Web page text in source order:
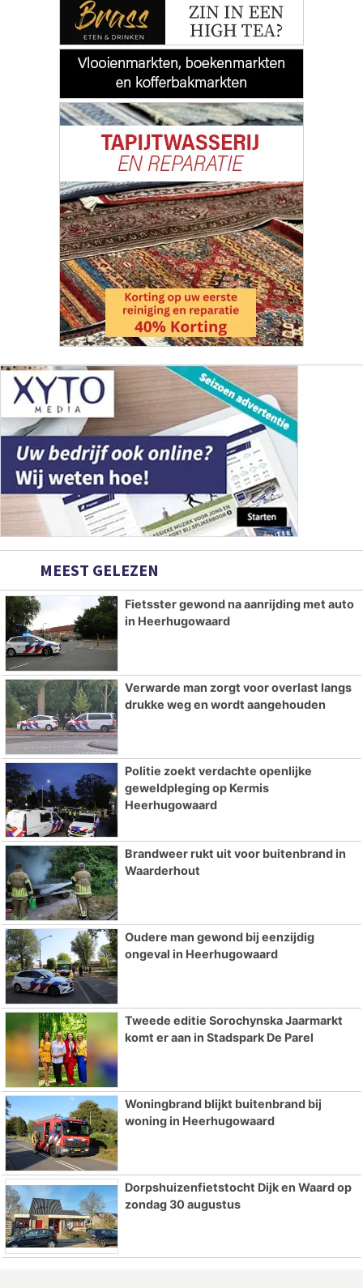
MEEST GELEZEN
Fietsster gewond na aanrijding met auto
in Heerhugowaard
Verwarde man zorgt voor overlast langs
drukke weg en wordt aangehouden
Politie zoekt verdachte openlijke
geweldpleging op Kermis
Heerhugowaard
Brandweer rukt uit voor buitenbrand in
Waarderhout
Oudere man gewond bij eenzijdig
ongeval in Heerhugowaard
Tweede editie Sorochynska Jaarmarkt
komt er aan in Stadspark De Parel
Woningbrand blijkt buitenbrand bij
woning in Heerhugowaard
Dorpshuizenfietstocht Dijk en Waard op
zondag 30 augustus